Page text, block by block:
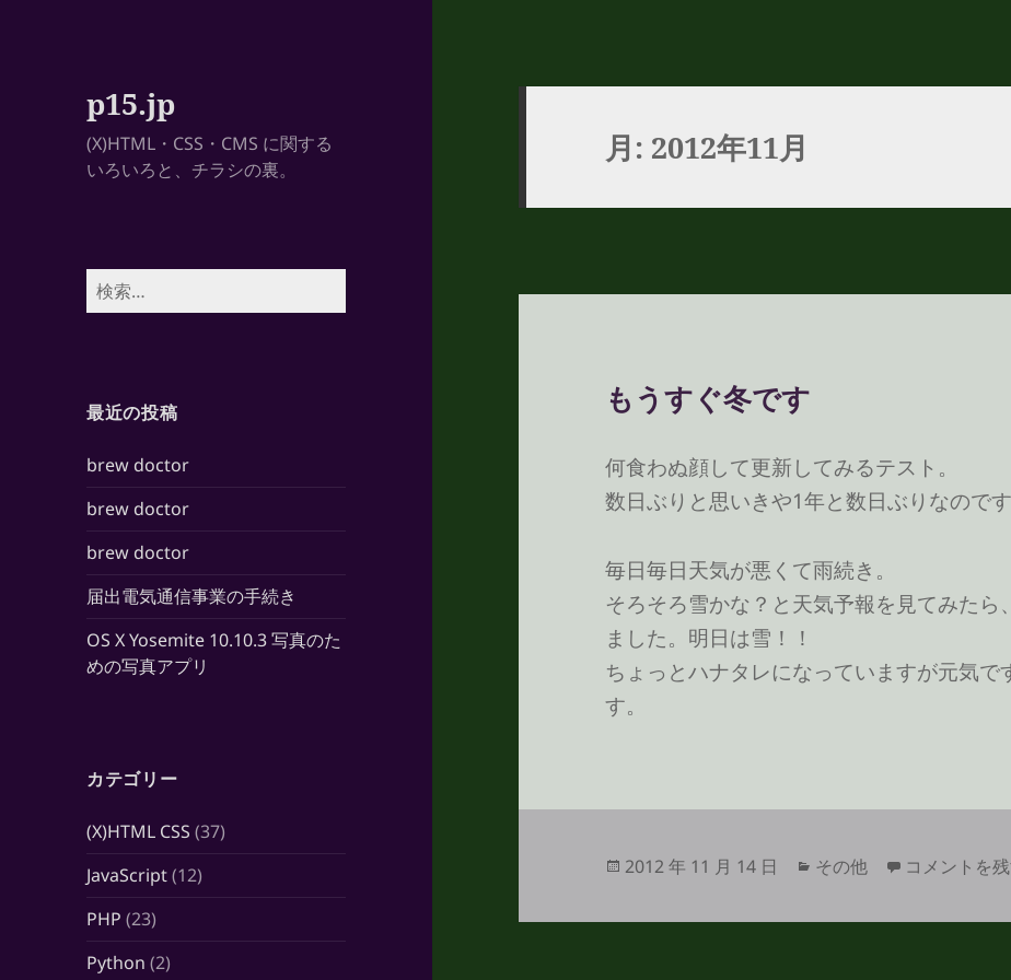
p15.jp
(X)HTML・CSS・CMS に関する
いろいろと、チラシの裏。
検
索:
最近の投稿
brew doctor
brew doctor
brew doctor
届出電気通信事業の手続き
OS X Yosemite 10.10.3 写真のた
めの写真アプリ
カテゴリー
(X)HTML CSS (37)
JavaScript(12)
PHP (23)
Python (2)
月: 2012年11月
もうすぐ冬です
何食わぬ顔して更新してみるテスト。
数日ぶりと思いきや1年と数日ぶりなのです
毎日毎日天気が悪くて雨続き。
そろそろ雪かな？と天気予報を見てみた
ました。明日は雪！！
ちょっとハナタレになっていますが元気
す。
投
日:
2012 年 11 月 14 日
カ
ゴ
その他 もうすぐ冬で
コメントを